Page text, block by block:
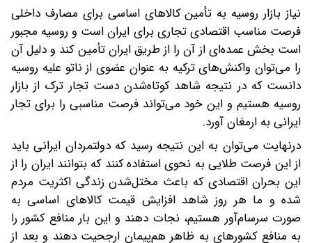
نیاز بازار روسیه به تأمین کالاهای اساسی برای مصارف داخلی
فرصت مناسب اقتصادی تجاری برای ایران است و روسیه مجبور
است بخش عمده‌ای از آن را از طریق ایران تأمین کند و دلیل آن
را می‌توان واکنش‌های ترکیه به عنوان عضوی از ناتو علیه روسیه
دانست که در نتیجه شاهد کوتاه‌شدن دست تجار ترک از بازار
روسیه هستیم و این خود می‌تواند فرصت مناسبی را برای تجار
ایرانی به ارمغان آورد.
درنهایت می‌توان به این نتیجه رسید که دولتمردان ایرانی باید
از این فرصت طلایی به نحوی استفاده کنند که بتوانند ایران را از
این بحران اقتصادی که باعث مختل‌شدن زندگی اکثریت مردم
شده و ما هر روز شاهد افزایش قیمت کالاهای اساسی به
صورت سرسام‌آور هستیم، نجات دهند و این بار منافع کشور را
به منافع کشورهای به ظاهر هم‌پیمان ارجحیت دهند و بعد از